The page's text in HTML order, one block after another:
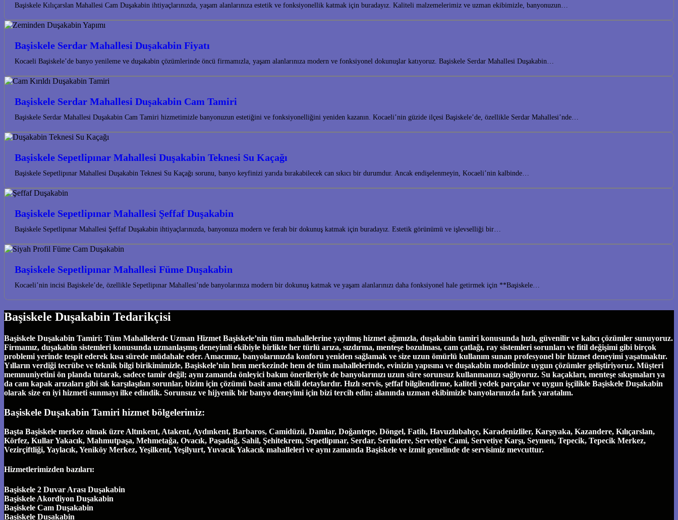
Başiskele Kılıçarslan Mahallesi Cam Duşakabin ihtiyaçlarınızda, yaşam alanlarınıza estetik ve fonksiyonellik katmak için buradayız. Kaliteli malzemelerimiz ve uzman ekibimizle, banyonuzun…
Başiskele Serdar Mahallesi Duşakabin Fiyatı
Kocaeli Başiskele’de banyo yenileme ve duşakabin çözümlerinde öncü firmamızla, yaşam alanlarınıza modern ve fonksiyonel dokunuşlar katıyoruz. Başiskele Serdar Mahallesi Duşakabin…
Başiskele Serdar Mahallesi Duşakabin Cam Tamiri
Başiskele Serdar Mahallesi Duşakabin Cam Tamiri hizmetimizle banyonuzun estetiğini ve fonksiyonelliğini yeniden kazanın. Kocaeli’nin güzide ilçesi Başiskele’de, özellikle Serdar Mahallesi’nde…
Başiskele Sepetlipınar Mahallesi Duşakabin Teknesi Su Kaçağı
Başiskele Sepetlipınar Mahallesi Duşakabin Teknesi Su Kaçağı sorunu, banyo keyfinizi yarıda bırakabilecek can sıkıcı bir durumdur. Ancak endişelenmeyin, Kocaeli’nin kalbinde…
Başiskele Sepetlipınar Mahallesi Şeffaf Duşakabin
Başiskele Sepetlipınar Mahallesi Şeffaf Duşakabin ihtiyaçlarınızda, banyonuza modern ve ferah bir dokunuş katmak için buradayız. Estetik görünümü ve işlevselliği bir…
Başiskele Sepetlipınar Mahallesi Füme Duşakabin
Kocaeli’nin incisi Başiskele’de, özellikle Sepetlipınar Mahallesi’nde banyolarınıza modern bir dokunuş katmak ve yaşam alanlarınızı daha fonksiyonel hale getirmek için **Başiskele…
Başiskele Duşakabin Tedarikçisi
Başiskele Duşakabin Tamiri: Tüm Mahallelerde Uzman Hizmet Başiskele’nin tüm mahallelerine yayılmış hizmet ağımızla, duşakabin tamiri konusunda hızlı, güvenilir ve kalıcı çözümler sunuyoruz.
Firmamız, duşakabin sistemleri konusunda uzmanlaşmış deneyimli ekibiyle birlikte her türlü arıza, sızdırma, menteşe bozulması, cam çatlağı, ray sistemleri sorunları ve fitil değişimi gibi birçok
problemi yerinde tespit ederek kısa sürede müdahale eder. Amacımız, banyolarınızda konforu yeniden sağlamak ve size uzun ömürlü kullanım sunan profesyonel bir hizmet deneyimi yaşatmaktır.
Yılların verdiği tecrübe ve teknik bilgi birikimimizle, Başiskele’nin hem merkezinde hem de tüm mahallelerinde, evinizin yapısına ve duşakabin modelinize uygun çözümler geliştiriyoruz. Müşteri
memnuniyetini ön planda tutarak, sadece tamir değil; aynı zamanda önleyici bakım önerileriyle de banyolarınızı uzun süre sorunsuz kullanmanızı sağlıyoruz. Su kaçakları, menteşe sıkışmaları ya
da cam kapak arızaları gibi sık karşılaşılan sorunlar, bizim için çözümü basit ama etkili detaylardır. Hızlı servis, şeffaf bilgilendirme, kaliteli yedek parçalar ve uygun işçilikle Başiskele Duşakabin
olarak size en iyi hizmeti sunmayı ilke edindik. Sorunsuz ve hijyenik bir banyo deneyimi için bizi tercih edin; alanında uzman ekibimizle banyolarınızda fark yaratalım.
Başiskele Duşakabin Tamiri hizmet bölgelerimiz:
Başta Başiskele merkez olmak üzre Altınkent, Atakent, Aydınkent, Barbaros, Camidüzü, Damlar, Doğantepe, Döngel, Fatih, Havuzlubahçe, Karadenizliler, Karşıyaka, Kazandere, Kılıçarslan,
Körfez, Kullar Yakacık, Mahmutpaşa, Mehmetağa, Ovacık, Paşadağ, Sahil, Şehitekrem, Sepetlipınar, Serdar, Serindere, Servetiye Cami, Servetiye Karşı, Seymen, Tepecik, Tepecik Merkez,
Vezirçiftliği, Yaylacık, Yeniköy Merkez, Yeşilkent, Yeşilyurt, Yuvacık Yakacık mahalleleri ve aynı zamanda Başiskele ve izmit genelinde de servisimiz mevcuttur.
Hizmetlerimizden bazıları:
Başiskele 2 Duvar Arası Duşakabin
Başiskele Akordiyon Duşakabin
Başiskele Cam Duşakabin
Başiskele Duşakabin